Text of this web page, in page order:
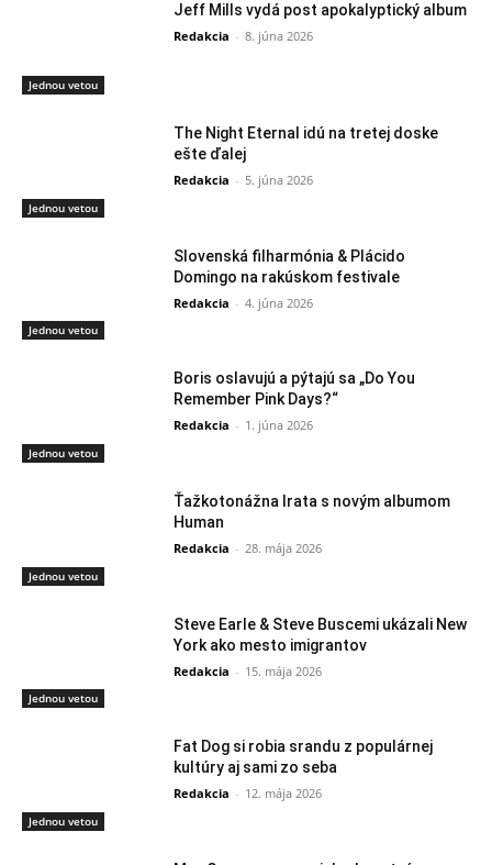
Jednou vetou
Jeff Mills vydá post apokalyptický album
Redakcia - 8. júna 2026
Jednou vetou
The Night Eternal idú na tretej doske
ešte ďalej
Redakcia - 5. júna 2026
Jednou vetou
Slovenská filharmónia & Plácido
Domingo na rakúskom festivale
Redakcia - 4. júna 2026
Jednou vetou
Boris oslavujú a pýtajú sa „Do You
Remember Pink Days?“
Redakcia - 1. júna 2026
Jednou vetou
Ťažkotonážna Irata s novým albumom
Human
Redakcia - 28. mája 2026
Jednou vetou
Steve Earle & Steve Buscemi ukázali New
York ako mesto imigrantov
Redakcia - 15. mája 2026
Jednou vetou
Fat Dog si robia srandu z populárnej
kultúry aj sami zo seba
Redakcia - 12. mája 2026